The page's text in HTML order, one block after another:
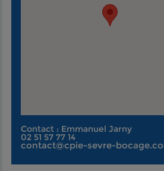
Contact : Emmanuel Jarny
02 51 57 77 14
contact@cpie-sevre-